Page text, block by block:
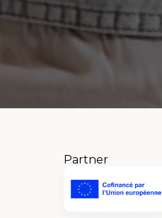
Partner